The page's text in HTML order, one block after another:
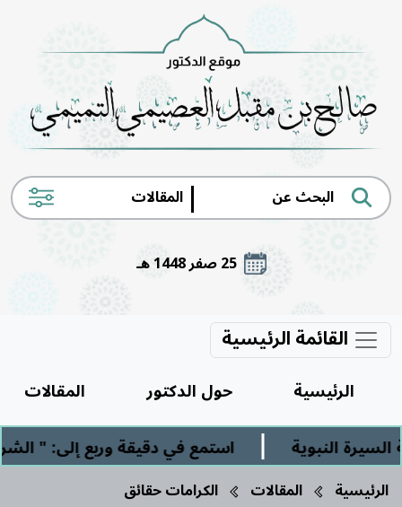
|
25 صفر 1448 هـ
القائمة الرئيسية
الرئيسية حول الدكتور
المقالات
| استمع في دقيقة وربع إلى: " الشرك
الرئيسية المقالات الكرامات حقائق